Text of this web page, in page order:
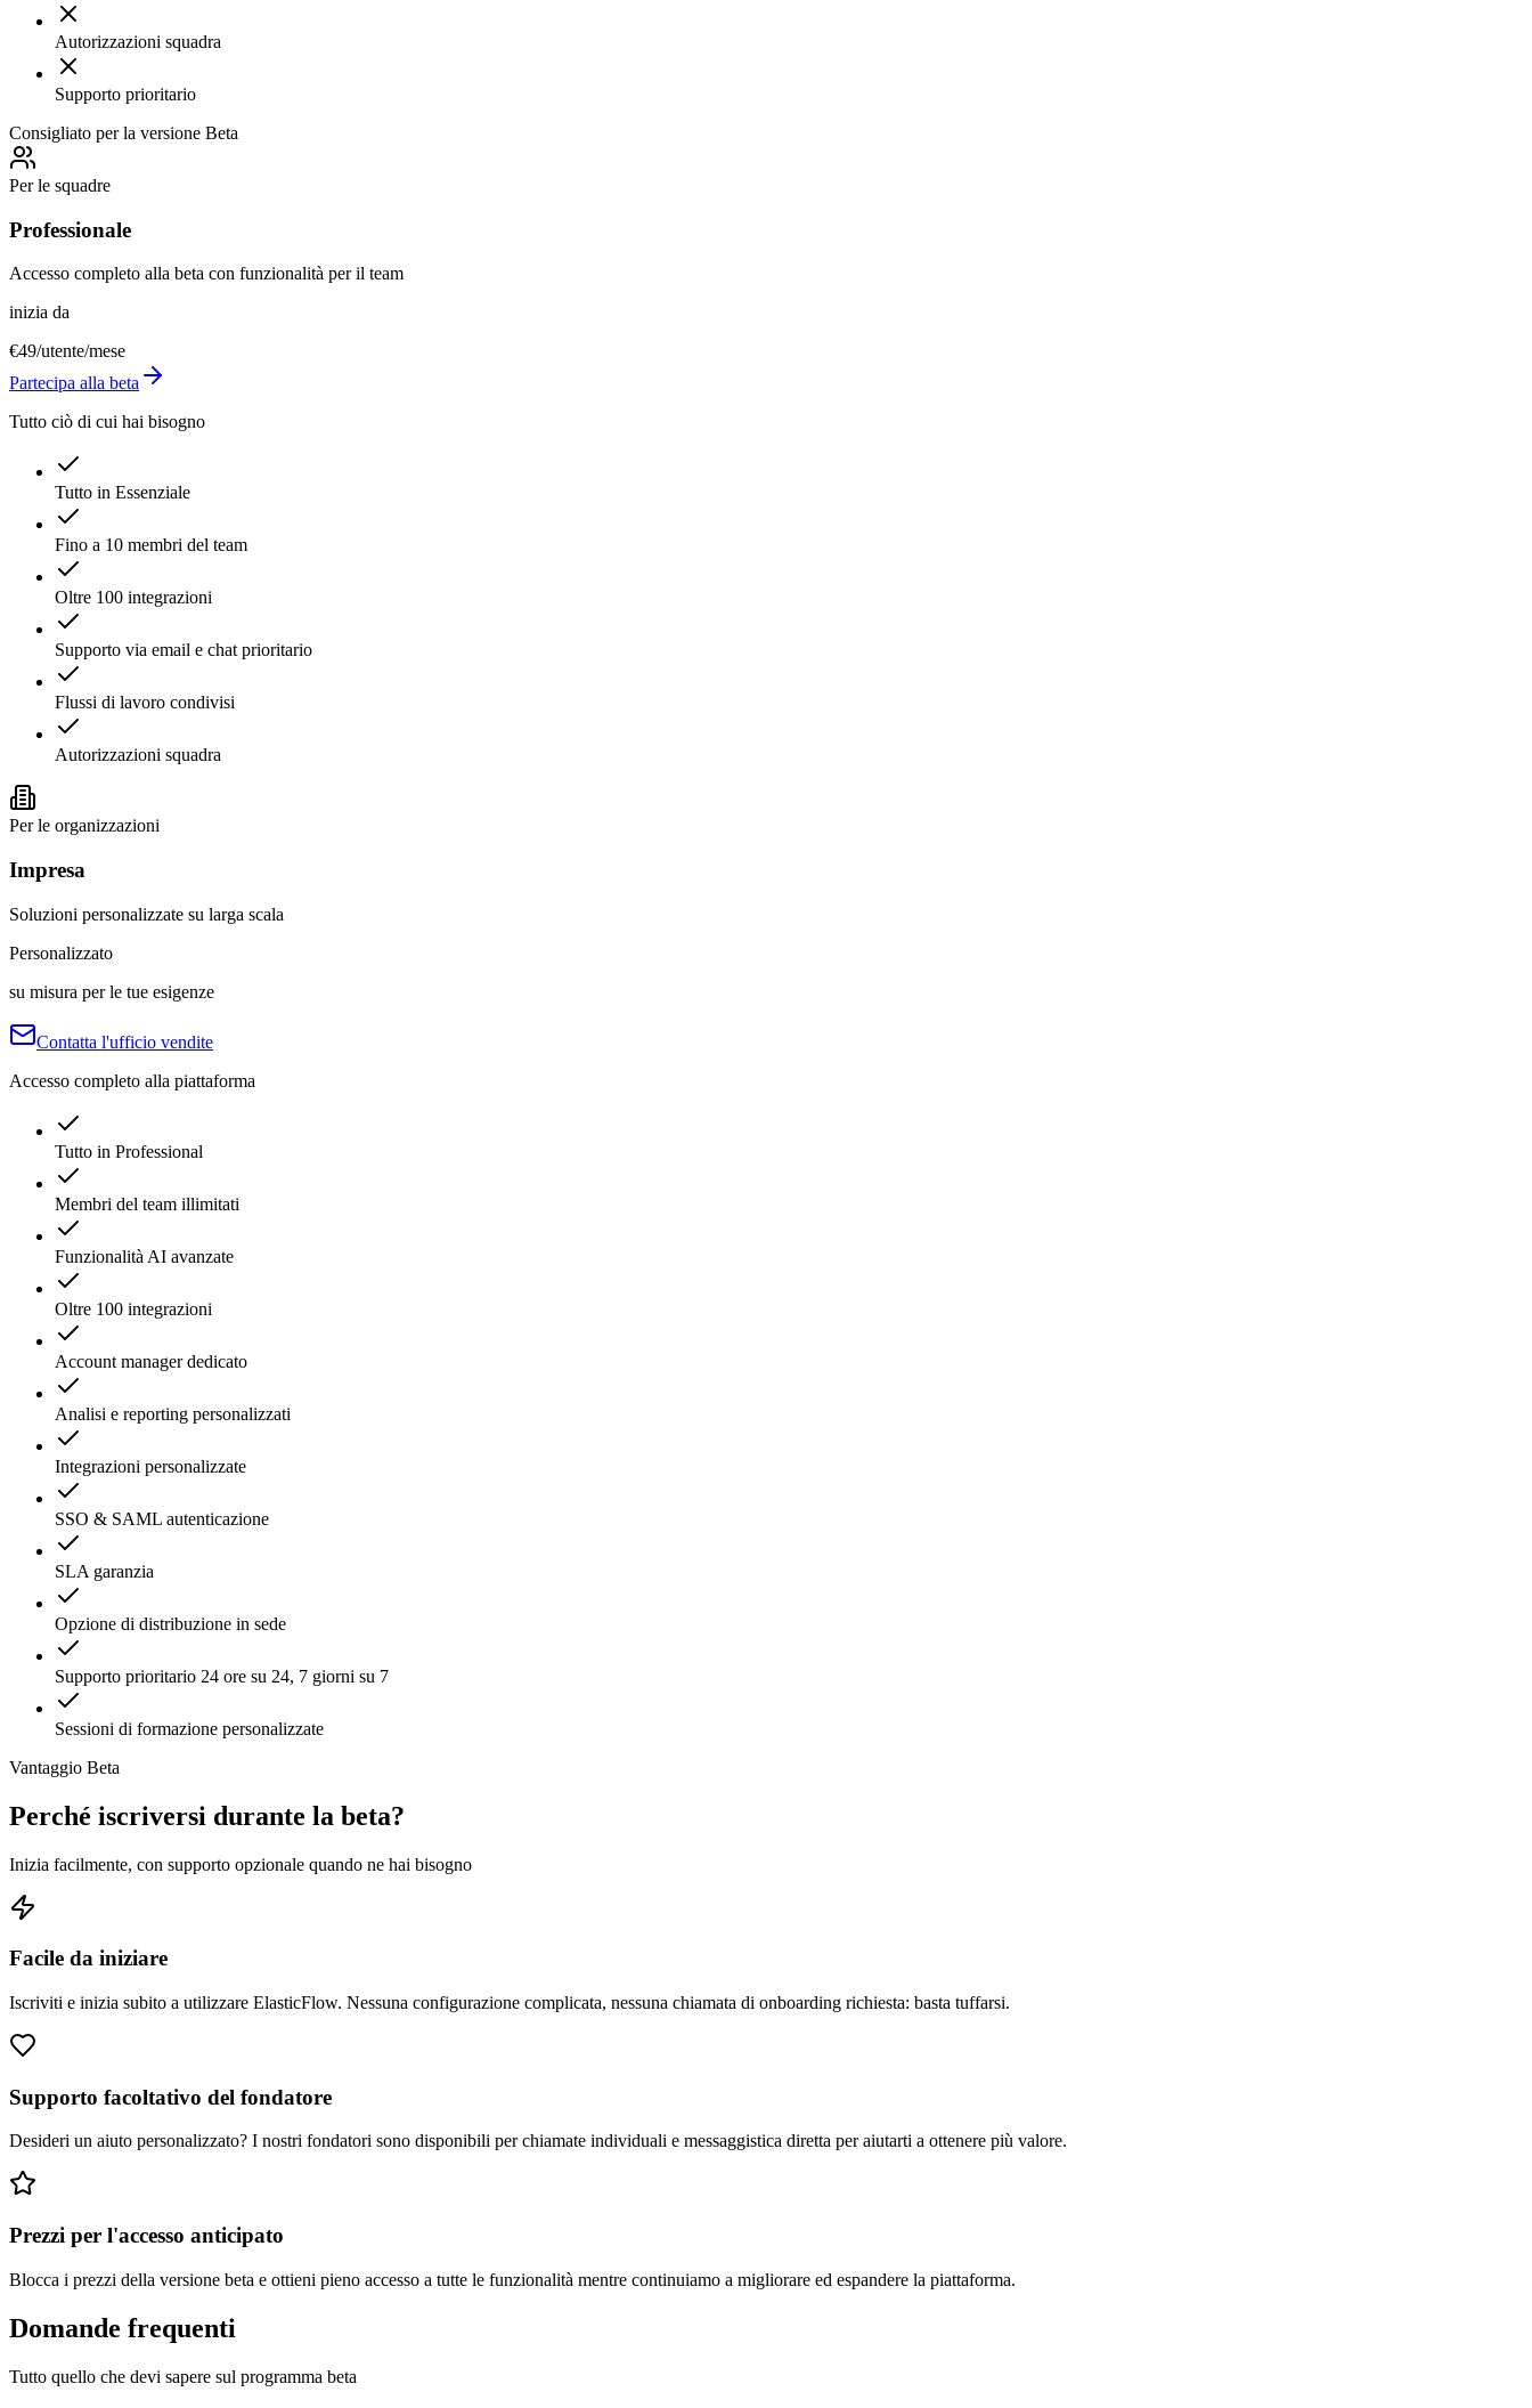
Autorizzazioni squadra
Supporto prioritario
Consigliato per la versione Beta
Per le squadre
Professionale
Accesso completo alla beta con funzionalità per il team
inizia da
€49/utente/mese
Partecipa alla beta
Tutto ciò di cui hai bisogno
Tutto in Essenziale
Fino a 10 membri del team
Oltre 100 integrazioni
Supporto via email e chat prioritario
Flussi di lavoro condivisi
Autorizzazioni squadra
Per le organizzazioni
Impresa
Soluzioni personalizzate su larga scala
Personalizzato
su misura per le tue esigenze
Contatta l'ufficio vendite
Accesso completo alla piattaforma
Tutto in Professional
Membri del team illimitati
Funzionalità AI avanzate
Oltre 100 integrazioni
Account manager dedicato
Analisi e reporting personalizzati
Integrazioni personalizzate
SSO & SAML autenticazione
SLA garanzia
Opzione di distribuzione in sede
Supporto prioritario 24 ore su 24, 7 giorni su 7
Sessioni di formazione personalizzate
Vantaggio Beta
Perché iscriversi durante la beta?
Inizia facilmente, con supporto opzionale quando ne hai bisogno
Facile da iniziare
Iscriviti e inizia subito a utilizzare ElasticFlow. Nessuna configurazione complicata, nessuna chiamata di onboarding richiesta: basta tuffarsi.
Supporto facoltativo del fondatore
Desideri un aiuto personalizzato? I nostri fondatori sono disponibili per chiamate individuali e messaggistica diretta per aiutarti a ottenere più valore.
Prezzi per l'accesso anticipato
Blocca i prezzi della versione beta e ottieni pieno accesso a tutte le funzionalità mentre continuiamo a migliorare ed espandere la piattaforma.
Domande frequenti
Tutto quello che devi sapere sul programma beta